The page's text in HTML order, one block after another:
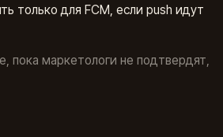
только для FCM, если push идут
пока маркетологи не подтвердят,